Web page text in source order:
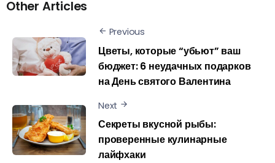
Other Articles
Previous
Цветы, которые “убьют” ваш
бюджет: 6 неудачных подарков
на День святого Валентина
Next
Секреты вкусной рыбы:
проверенные кулинарные
лайфхаки